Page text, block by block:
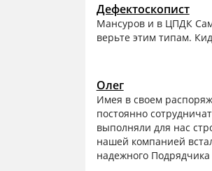
Дефектоскопист
Мансуров и в ЦПДК
верьте этим типам.
Олег
Имея в своем
постоянно
выполняли для нас
нашей компанией
надежного